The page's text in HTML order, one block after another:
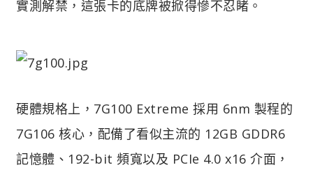
實測解禁，這張卡的底牌被掀得慘不忍睹。
硬體規格上，7G100 Extreme 採用 6nm 製程的
7G106 核心，配備了看似主流的 12GB GDDR6
記憶體、192-bit 頻寬以及 PCIe 4.0 x16 介面，